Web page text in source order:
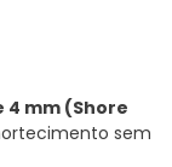
4 mm (Shore
sem